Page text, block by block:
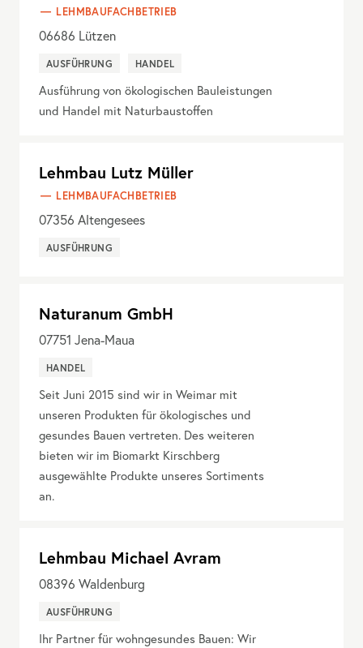
LEHMBAUFACHBETRIEB
06686 Lützen
AUSFÜHRUNG HANDEL
Ausführung von ökologischen Bauleistungen
und Handel mit Naturbaustoffen
Lehmbau Lutz Müller
LEHMBAUFACHBETRIEB
07356 Altengesees
AUSFÜHRUNG
Naturanum GmbH
07751 Jena-Maua
HANDEL
Seit Juni 2015 sind wir in Weimar mit
unseren Produkten für ökologisches und
gesundes Bauen vertreten. Des weiteren
bieten wir im Biomarkt Kirschberg
ausgewählte Produkte unseres Sortiments
an.
Lehmbau Michael Avram
08396 Waldenburg
AUSFÜHRUNG
Ihr Partner für wohngesundes Bauen: Wir